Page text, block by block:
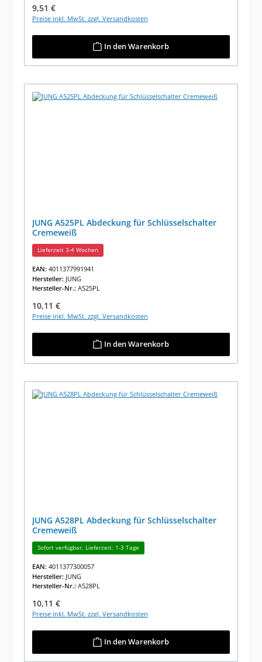
Regulärer Preis:
9,51 €
Preise inkl. MwSt. zzgl. Versandkosten
In den Warenkorb
JUNG A525PL Abdeckung für Schlüsselschalter
Cremeweiß
Lieferzeit 3-4 Wochen
EAN: 4011377991941
Hersteller: JUNG
Hersteller-Nr.: A525PL
Regulärer Preis:
10,11 €
Preise inkl. MwSt. zzgl. Versandkosten
In den Warenkorb
JUNG A528PL Abdeckung für Schlüsselschalter
Cremeweiß
Sofort verfügbar, Lieferzeit: 1-3 Tage
EAN: 4011377300057
Hersteller: JUNG
Hersteller-Nr.: A528PL
Regulärer Preis:
10,11 €
Preise inkl. MwSt. zzgl. Versandkosten
In den Warenkorb